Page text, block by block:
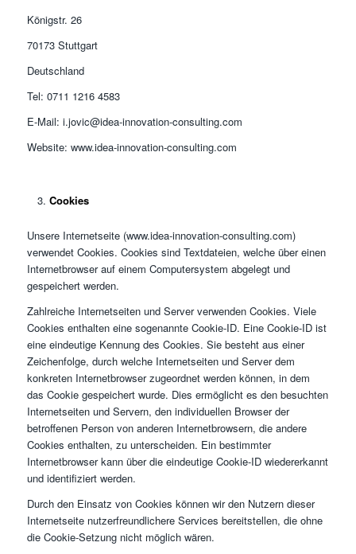
Königstr. 26
70173 Stuttgart
Deutschland
Tel: 0711 1216 4583
E-Mail: i.jovic@idea-innovation-consulting.com
Website: www.idea-innovation-consulting.com
Cookies
Unsere Internetseite (www.idea-innovation-consulting.com)
verwendet Cookies. Cookies sind Textdateien, welche über einen
Internetbrowser auf einem Computersystem abgelegt und
gespeichert werden.
Zahlreiche Internetseiten und Server verwenden Cookies. Viele
Cookies enthalten eine sogenannte Cookie-ID. Eine Cookie-ID ist
eine eindeutige Kennung des Cookies. Sie besteht aus einer
Zeichenfolge, durch welche Internetseiten und Server dem
konkreten Internetbrowser zugeordnet werden können, in dem
das Cookie gespeichert wurde. Dies ermöglicht es den besuchten
Internetseiten und Servern, den individuellen Browser der
betroffenen Person von anderen Internetbrowsern, die andere
Cookies enthalten, zu unterscheiden. Ein bestimmter
Internetbrowser kann über die eindeutige Cookie-ID wiedererkannt
und identifiziert werden.
Durch den Einsatz von Cookies können wir den Nutzern dieser
Internetseite nutzerfreundlichere Services bereitstellen, die ohne
die Cookie-Setzung nicht möglich wären.